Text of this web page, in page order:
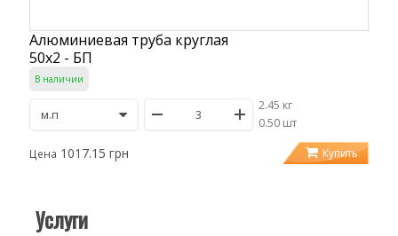
Алюминиевая труба круглая
50х2 - БП
В наличии
2.45 кг
/0.50 шт
Цена 1017.15 грн Купить
Услуги